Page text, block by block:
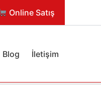
Online Satış
Blog İletişim